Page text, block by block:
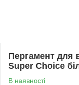
Пергамент для
Super Choice
В наявності